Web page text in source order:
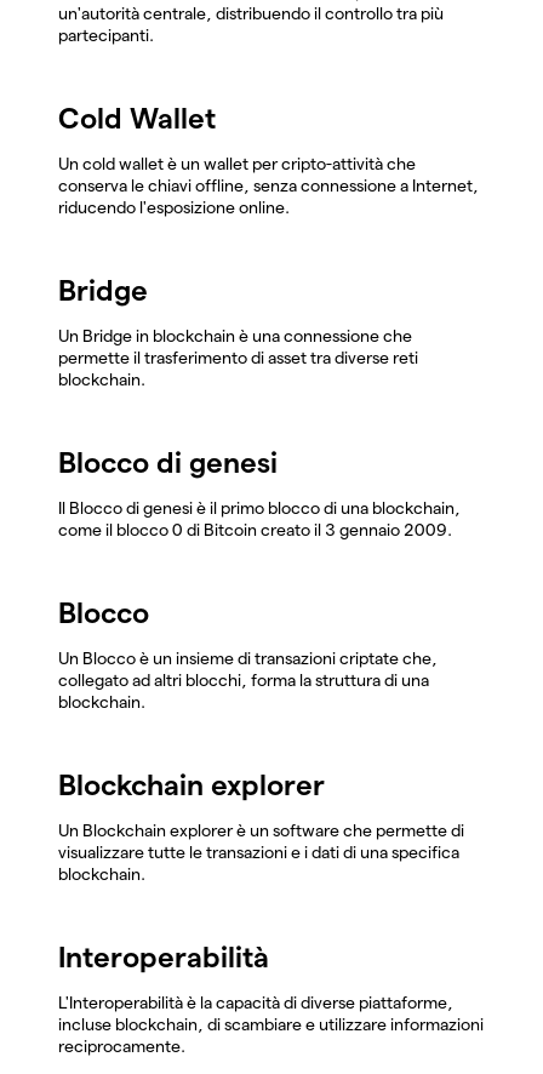
un'autorità centrale, distribuendo il controllo tra più
partecipanti.
Cold Wallet
Un cold wallet è un wallet per cripto-attività che
conserva le chiavi offline, senza connessione a Internet,
riducendo l'esposizione online.
Bridge
Un Bridge in blockchain è una connessione che
permette il trasferimento di asset tra diverse reti
blockchain.
Blocco di genesi
Il Blocco di genesi è il primo blocco di una blockchain,
come il blocco 0 di Bitcoin creato il 3 gennaio 2009.
Blocco
Un Blocco è un insieme di transazioni criptate che,
collegato ad altri blocchi, forma la struttura di una
blockchain.
Blockchain explorer
Un Blockchain explorer è un software che permette di
visualizzare tutte le transazioni e i dati di una specifica
blockchain.
Interoperabilità
L'Interoperabilità è la capacità di diverse piattaforme,
incluse blockchain, di scambiare e utilizzare informazioni
reciprocamente.